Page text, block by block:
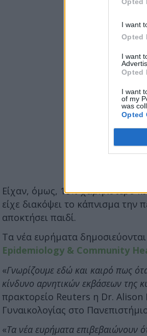
I want
Opted
I want
Opted
I want
of my
was
Opted
Είχαν, όμως, 18% χαμηλότερο
είχε διακόψει το κάπνισμα
αποκτήσει παιδί.
Τα νέα ευρήματα
Epidemiology & Community
«Γνωρίζουμε εδώ και καιρό πως
κίνδυνο αρνητικών εκβάσεων της
πρακτορείο Reuters η Dr. Alison
Γυναικολογίας στο
«Τα νέα ευρήματα επιβεβαιώνουν